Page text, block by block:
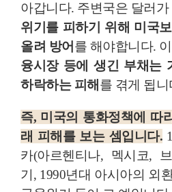
아갑니다. 주변국은 달러
위기를 피하기 위해 미국
올려 방어 를 해야합니다.
융시장 등에 생긴 부채는
하락하는 피해 를 겪게 됩니
즉, 미국의 통화정책에 따
래 피해 를 보는 셈입니다.
카(아르헨티나, 멕시코,
기, 1990년대 아시아의 외